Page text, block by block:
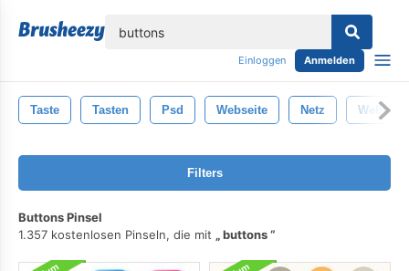
Einloggen Anmelden
Taste Tasten Psd Webseite Netz Web-
Filters
Buttons Pinsel
1.357 kostenlosen Pinseln, die mit
buttons